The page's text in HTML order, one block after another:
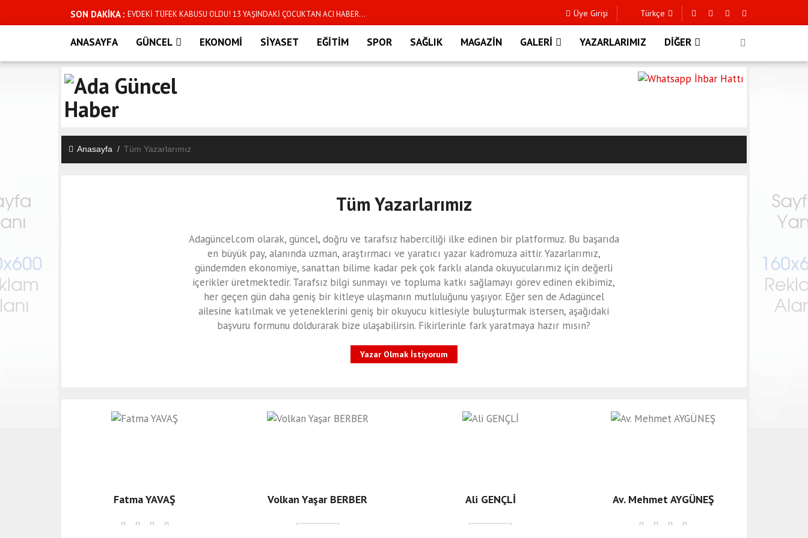
SON DAKİKA : EVDEKİ TÜFEK KABUSU OLDU! 13 YAŞINDAKİ ÇOCUKTAN ACI HABER...
Mısırlı Yıldız Muhammed Salah Trabzon’da: Havalimanında Tarihi
Söke’nin sevilen isminden acı haber: Eşi balkonda şok manzarayla
oldu
CHP Didim Kadın Kolları Başkanı belli oldu.
Gülistan Doku soruşturmasında şok gelişme: İki dalgıç tutuklandı
MAHMUT ÖKÇESİZ’den UNESCO TEPKİSİ: "OSMANLI TOPÇU KALELERİ
NASIL CENEWİZ KALESİ SAYILIR?"
Anıl Metin Oto'dan Kadıkalesi (Anaia) Kazı Alanına Destek Sözü
Üye Girişi Türkçe
ANASAYFA GÜNCEL EKONOMİ SİYASET EĞİTİM SPOR SAĞLIK MAGAZİN GALERİ YAZARLARIMIZ DİĞER
Anasayfa Tüm Yazarlarımız
Tüm Yazarlarımız
Adagüncel.com olarak, güncel, doğru ve tarafsız haberciliği ilke edinen bir platformuz. Bu başarıda
en büyük pay, alanında uzman, araştırmacı ve yaratıcı yazar kadromuza aittir. Yazarlarımız,
gündemden ekonomiye, sanattan bilime kadar pek çok farklı alanda okuyucularımız için değerli
içerikler üretmektedir. Tarafsız bilgi sunmayı ve topluma katkı sağlamayı görev edinen ekibimiz,
her geçen gün daha geniş bir kitleye ulaşmanın mutluluğunu yaşıyor. Eğer sen de Adagüncel
ailesine katılmak ve yeteneklerini geniş bir okuyucu kitlesiyle buluşturmak istersen, aşağıdaki
başvuru formunu doldurarak bize ulaşabilirsin. Fikirlerinle fark yaratmaya hazır mısın?
Yazar Olmak İstiyorum
Fatma YAVAŞ Volkan Yaşar BERBER Ali GENÇLİ Av. Mehmet AYGÜNEŞ